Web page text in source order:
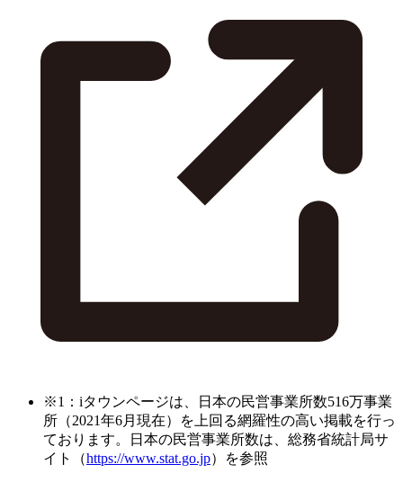
※1：iタウンページは、日本の民営事業所数516万事業
所（2021年6月現在）を上回る網羅性の高い掲載を行っ
ております。日本の民営事業所数は、総務省統計局サ
イト（https://www.stat.go.jp）を参照